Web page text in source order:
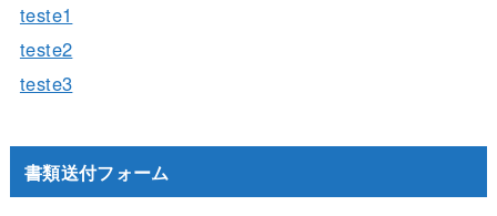
teste1
teste2
teste3
書類送付フォーム